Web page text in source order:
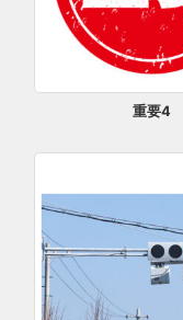
重要4